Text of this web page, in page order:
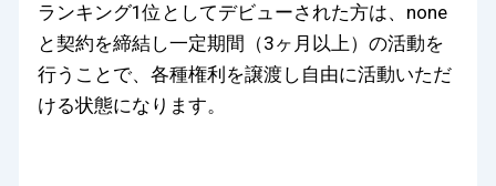
ランキング1位としてデビューされた方は、none
と契約を締結し一定期間（3ヶ月以上）の活動を
行うことで、各種権利を譲渡し自由に活動いただ
ける状態になります。